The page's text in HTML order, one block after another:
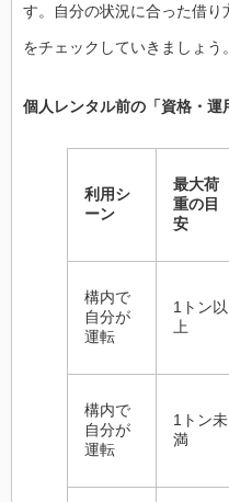
す。自分の状況に合った借
をチェックしていきましょう。
個人レンタル前の「資格・運
利用シ
ーン
最大荷
重の目
安
構内で
自分が
運転
1トン以
上
構内で
自分が
運転
1トン未
満